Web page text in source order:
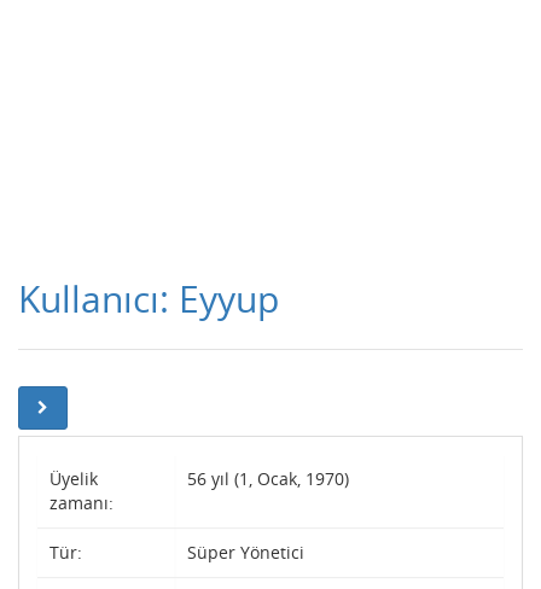
Kullanıcı: Eyyup
Üyelik
zamanı:
56 yıl (1, Ocak, 1970)
Tür: Süper Yönetici